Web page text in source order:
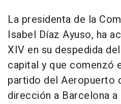
La presidenta de la
Isabel Díaz Ayuso, ha
XIV en su despedida
capital y que comenzó
partido del Aeropuerto
dirección a Barcelona a